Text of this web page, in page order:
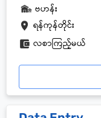
ရန်ကုန်တိုင်း
ဗဟန်း
လစာကြည့်မယ်